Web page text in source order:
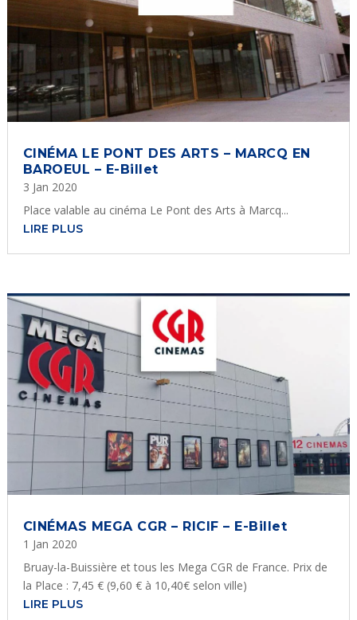
CINÉMA LE PONT DES ARTS – MARCQ EN
BAROEUL – E-Billet
3 Jan 2020
Place valable au cinéma Le Pont des Arts à Marcq...
LIRE PLUS
CINÉMAS MEGA CGR – RICIF – E-Billet
1 Jan 2020
Bruay-la-Buissière et tous les Mega CGR de France. Prix de
la Place : 7,45 € (9,60 € à 10,40€ selon ville)
LIRE PLUS